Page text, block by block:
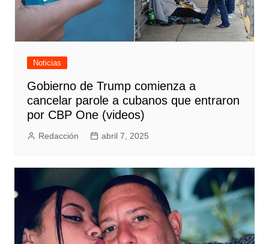
Noticias
Gobierno de Trump comienza a
cancelar parole a cubanos que entraron
por CBP One (videos)
Redacción abril 7, 2025